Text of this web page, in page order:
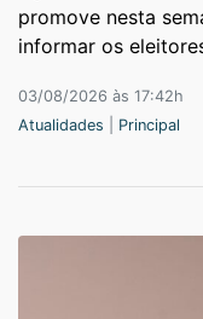
promove nesta
informar os
03/08/2026 às 17:42h
Atualidades
Principal